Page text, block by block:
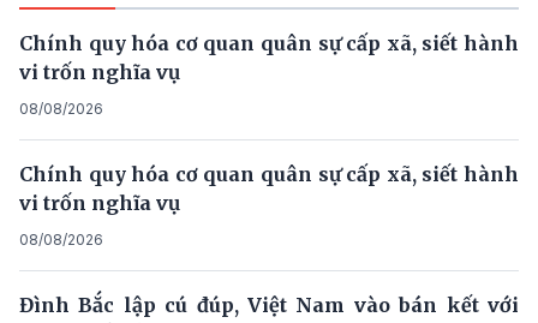
Chính quy hóa cơ quan quân sự cấp xã, siết hành
vi trốn nghĩa vụ
08/08/2026
Chính quy hóa cơ quan quân sự cấp xã, siết hành
vi trốn nghĩa vụ
08/08/2026
Đình Bắc lập cú đúp, Việt Nam vào bán kết với